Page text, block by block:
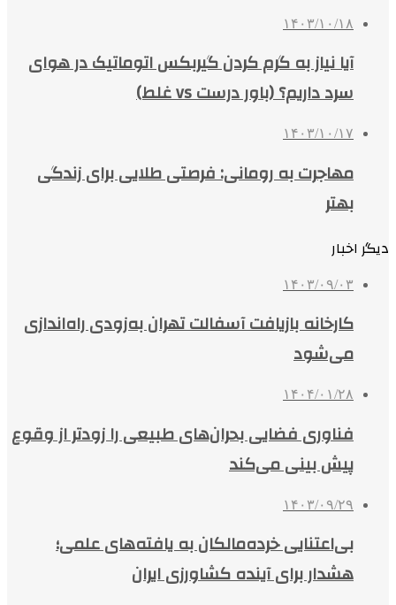
۱۴۰۳/۱۰/۱۸
آیا نیاز به گرم کردن گیربکس اتوماتیک در هوای
سرد داریم؟ (باور درست vs غلط)
۱۴۰۳/۱۰/۱۷
مهاجرت به رومانی: فرصتی طلایی برای زندگی
بهتر
دیگر اخبار
۱۴۰۳/۰۹/۰۳
کارخانه بازیافت آسفالت تهران به‌زودی راه‌اندازی
می‌شود
۱۴۰۴/۰۱/۲۸
فناوری فضایی بحران‌های طبیعی را زودتر از وقوع
پیش بینی می‌کند
۱۴۰۳/۰۹/۲۹
بی‌اعتنایی خرده‌مالکان به یافته‌های علمی؛
هشدار برای آینده کشاورزی ایران